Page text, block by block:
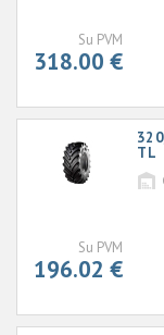
Su PVM
318.00 €
TL
Su PVM
196.02 €